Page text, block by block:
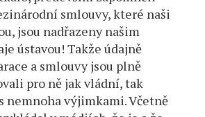
smlouvy, které naši
jsou nadřazeny našim
ústavou! Takže údajně
a smlouvy jsou plně
pro ně jak vládní, tak
nemnoha výjimkami. Včetně